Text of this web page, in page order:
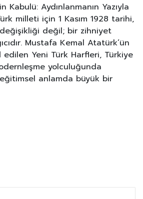
Kabulü: Aydınlanmanın Yazıyla
milleti için 1 Kasım 1928 tarihi,
değil; bir zihniyet
Mustafa Kemal Atatürk’ün
Yeni Türk Harfleri, Türkiye
yolculuğunda
anlamda büyük bir